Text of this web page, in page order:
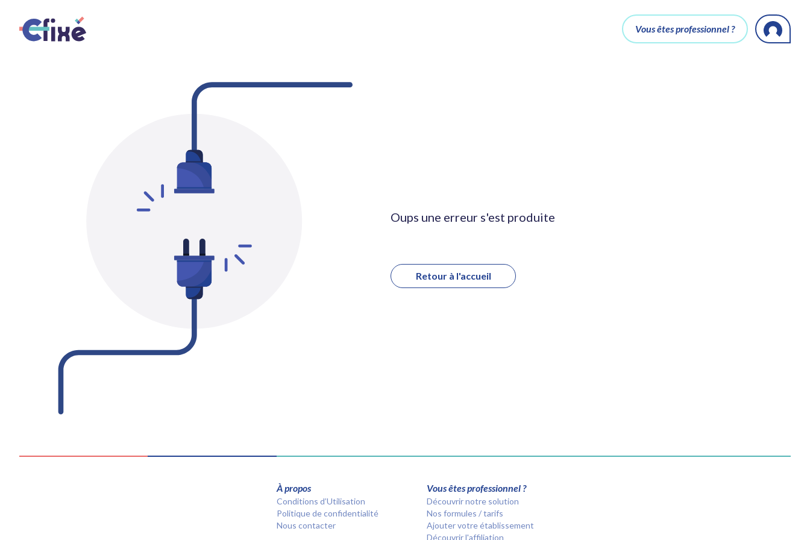
Vous êtes professionnel ?
Oups une erreur s'est produite
Retour à l'accueil
À propos
Conditions d’Utilisation
Politique de confidentialité
Nous contacter
Vous êtes professionnel ?
Découvrir notre solution
Nos formules / tarifs
Ajouter votre établissement
Découvrir l'affiliation